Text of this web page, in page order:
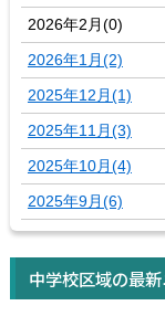
2026年2月(0)
2026年1月(2)
2025年12月(1)
2025年11月(3)
2025年10月(4)
2025年9月(6)
中学校区域の最